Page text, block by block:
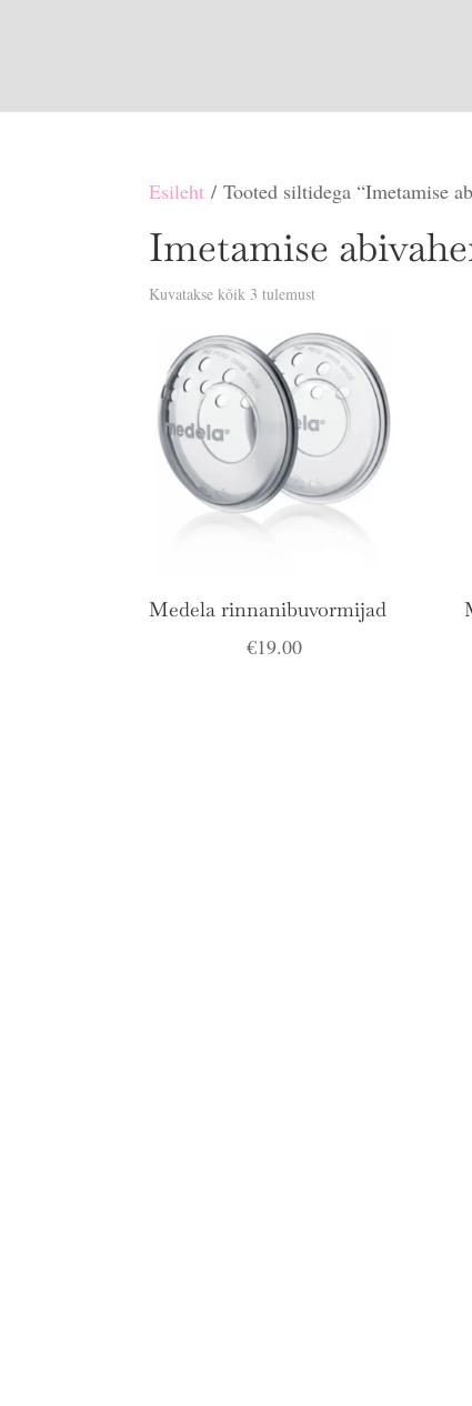
Esileht / Tooted siltidega “Imetamise
Imetamise
Kuvatakse kõik 3 tulemustSorditud
järgi
Medela rinnanibuvormijad
€19.00